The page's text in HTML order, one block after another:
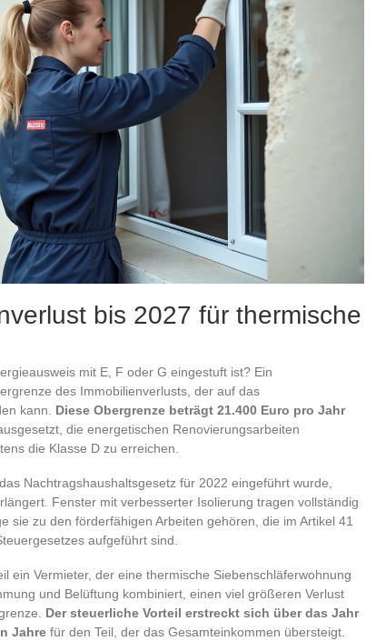
bis 2027 für thermische
mit E, F oder G eingestuft ist? Ein
des Immobilienverlusts, der auf das
kann. Diese Obergrenze beträgt 21.400 Euro pro Jahr
die energetischen Renovierungsarbeiten
die Klasse D zu erreichen.
Nachtragshaushaltsgesetz für 2022 eingeführt wurde,
Fenster mit verbesserter Isolierung tragen vollständig
sie zu den förderfähigen Arbeiten gehören, die im Artikel 41
aufgeführt sind.
ein Vermieter, der eine thermische Siebenschläferwohnung
und Belüftung kombiniert, einen viel größeren Verlust
Der steuerliche Vorteil erstreckt sich über das Jahr
Jahre für den Teil, der das Gesamteinkommen übersteigt.